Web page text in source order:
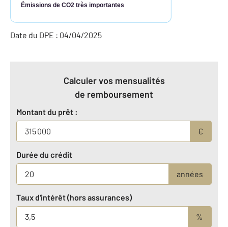
Émissions de CO2 très importantes
Date du DPE : 04/04/2025
Calculer vos mensualités
de remboursement
Montant du prêt :
€
Durée du crédit
années
Taux d'intérêt (hors assurances)
%